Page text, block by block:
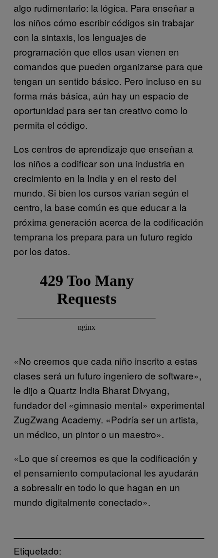
algo rudimentario: la lógica. Para enseñar a
los niños cómo escribir códigos sin trabajar
con la sintaxis, los lenguajes de
programación que ellos usan vienen en
comandos que pueden organizarse para que
tengan un sentido básico. Pero incluso en su
forma más básica, aún hay un espacio de
oportunidad para ser tan creativo como lo
permita el código.
Los centros de aprendizaje que enseñan a
los niños a codificar son una industria en
crecimiento en la India y en el resto del
mundo. Si bien los cursos varían según el
centro, la base común es que educar a la
próxima generación acerca de la codificación
temprana los prepara para un futuro regido
por los datos.
«No creemos que cada niño inscrito a estas
clases será un futuro ingeniero de software»,
le dijo a Quartz India Bharat Divyang,
fundador del «gimnasio mental» experimental
ZugZwang Academy. «Podría ser un artista,
un médico, un pintor o un maestro».
«Lo que sí creemos es que la codificación y
el pensamiento computacional les ayudarán
a sobresalir en todo lo que hagan en un
mundo digitalmente conectado».
Etiquetado: